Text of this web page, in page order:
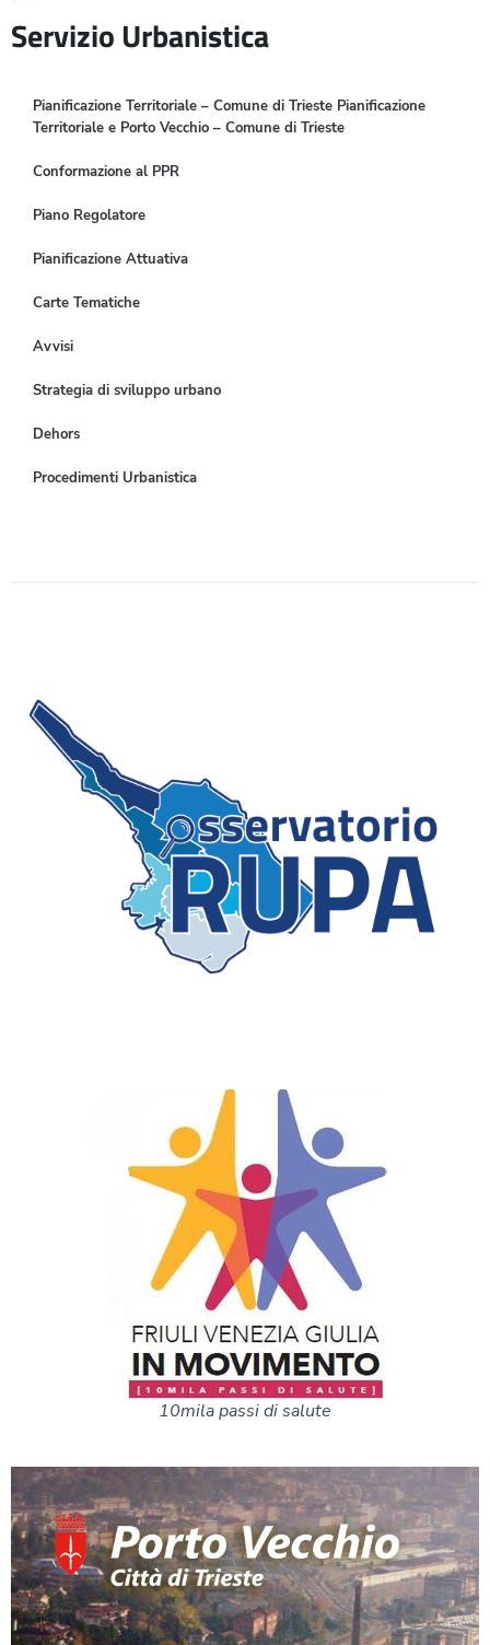
Servizio Urbanistica
Pianificazione Territoriale – Comune di Trieste Pianificazione
Territoriale e Porto Vecchio – Comune di Trieste
Conformazione al PPR
Piano Regolatore
Pianificazione Attuativa
Carte Tematiche
Avvisi
Strategia di sviluppo urbano
Dehors
Procedimenti Urbanistica
10mila passi di salute